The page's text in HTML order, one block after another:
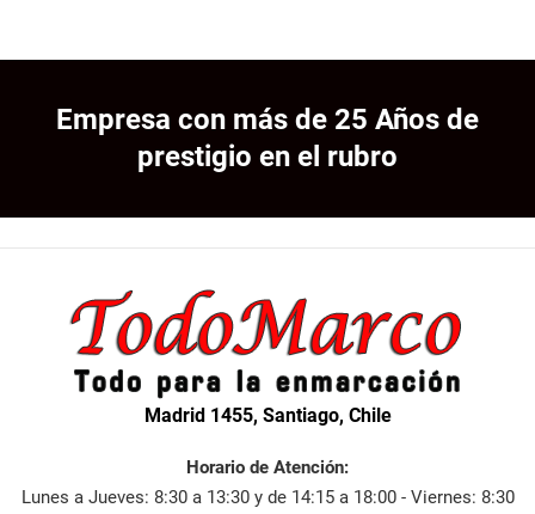
Empresa con más de 25 Años de
prestigio en el rubro
Madrid 1455, Santiago, Chile
Horario de Atención:
Lunes a Jueves: 8:30 a 13:30 y de 14:15 a 18:00 - Viernes: 8:30